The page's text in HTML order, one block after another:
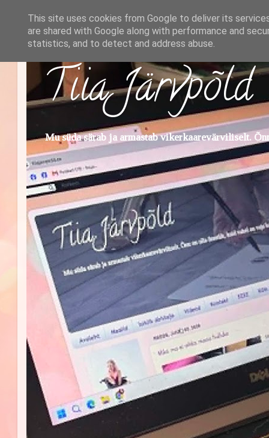
Tiia Järvpõld
Mu süda särab ja armastab vikerkaarevärviliselt.
This site uses cookies from Google to deliver its
are shared with Google along with performance and
statistics, and to detect and address abuse.